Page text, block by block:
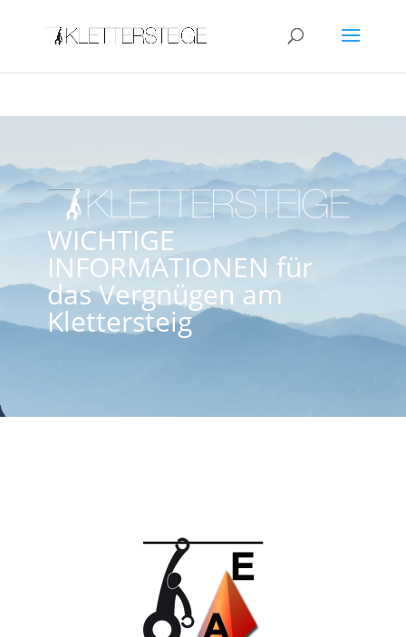
WICHTIGE
INFORMATIONEN für
das Vergnügen am
Klettersteig